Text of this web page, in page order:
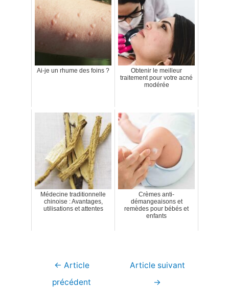
Ai-je un rhume des foins ?
Obtenir le meilleur
traitement pour votre acné
modérée
Médecine traditionnelle
chinoise : Avantages,
utilisations et attentes
Crèmes anti-
démangeaisons et
remèdes pour bébés et
enfants
Navigation
← Article
précédent
Article suivant
→